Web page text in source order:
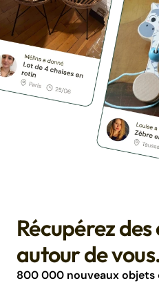
Récupérez
autour de
800 000 nouveaux objets